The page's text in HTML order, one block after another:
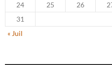
24
25 26
31
« Juil